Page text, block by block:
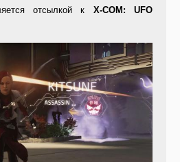
отсылкой к X-COM: UFO